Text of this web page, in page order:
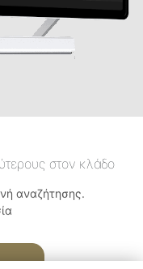
στον κλάδο
αναζήτησης.